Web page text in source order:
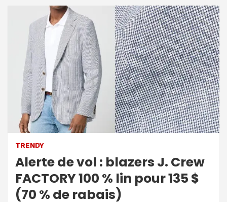
TRENDY
Alerte de vol : blazers J. Crew
FACTORY 100 % lin pour 135 $
(70 % de rabais)